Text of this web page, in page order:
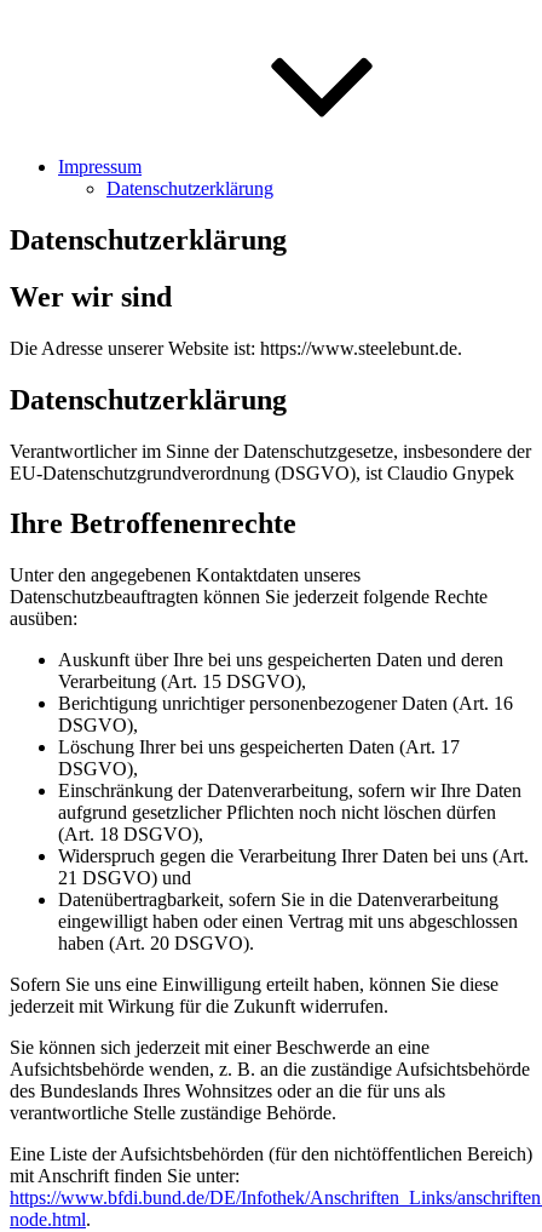
Impressum
Datenschutzerklärung
Datenschutzerklärung
Wer wir sind
Die Adresse unserer Website ist: https://www.steelebunt.de.
Datenschutzerklärung
Verantwortlicher im Sinne der Datenschutzgesetze, insbesondere der
EU-Datenschutzgrundverordnung (DSGVO), ist Claudio Gnypek
Ihre Betroffenenrechte
Unter den angegebenen Kontaktdaten unseres
Datenschutzbeauftragten können Sie jederzeit folgende Rechte
ausüben:
Auskunft über Ihre bei uns gespeicherten Daten und deren
Verarbeitung (Art. 15 DSGVO),
Berichtigung unrichtiger personenbezogener Daten (Art. 16
DSGVO),
Löschung Ihrer bei uns gespeicherten Daten (Art. 17
DSGVO),
Einschränkung der Datenverarbeitung, sofern wir Ihre Daten
aufgrund gesetzlicher Pflichten noch nicht löschen dürfen
(Art. 18 DSGVO),
Widerspruch gegen die Verarbeitung Ihrer Daten bei uns (Art.
21 DSGVO) und
Datenübertragbarkeit, sofern Sie in die Datenverarbeitung
eingewilligt haben oder einen Vertrag mit uns abgeschlossen
haben (Art. 20 DSGVO).
Sofern Sie uns eine Einwilligung erteilt haben, können Sie diese
jederzeit mit Wirkung für die Zukunft widerrufen.
Sie können sich jederzeit mit einer Beschwerde an eine
Aufsichtsbehörde wenden, z. B. an die zuständige Aufsichtsbehörde
des Bundeslands Ihres Wohnsitzes oder an die für uns als
verantwortliche Stelle zuständige Behörde.
Eine Liste der Aufsichtsbehörden (für den nichtöffentlichen Bereich)
mit Anschrift finden Sie unter:
https://www.bfdi.bund.de/DE/Infothek/Anschriften_Links/
node.html.